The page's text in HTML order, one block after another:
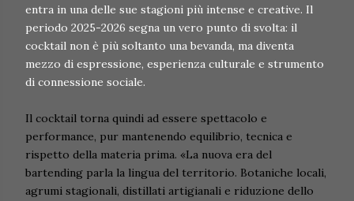
entra in una delle sue stagioni più intense e creative. Il
periodo 2025-2026 segna un vero punto di svolta: il
cocktail non è più soltanto una bevanda, ma diventa
mezzo di espressione, esperienza culturale e strumento
di connessione sociale.
Il cocktail torna quindi ad essere spettacolo e
performance, pur mantenendo equilibrio, tecnica e
rispetto della materia prima. «La nuova era del
bartending parla la lingua del territorio. Botaniche locali,
agrumi stagionali, distillati artigianali e riduzione dello